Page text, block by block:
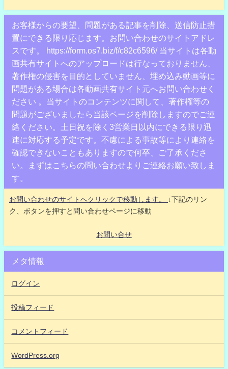
お客様からの要望、問題がある記事を削除、送信防止措
置にできる限り応じます。お問い合わせのサイトアドレ
スです。 https://form.os7.biz/f/c82c6596/ 当サイトは各動
画共有サイトへのアップロードは行なっておりません、
著作権の侵害を目的としていません、埋め込み動画等に
問題がある場合は各動画共有サイト元へお問い合わせく
ださい 。当サイトのコンテンツに関して、著作権等の
問題がございましたら当該ページを削除しますのでご連
絡ください。土日祝を除く3営業日以内にできる限り迅
速に対応する予定です。不慮による事故等により連絡を
確認できないこともありますので何卒、ご了承くださ
い。まずはこちらの問い合わせよりご連絡お願い致しま
す。
お問い合わせのサイトへクリックで移動します。
↓下記のリン
ク、ボタンを押すと問い合わせページに移動
お問い合せ
メタ情報
ログイン
投稿フィード
コメントフィード
WordPress.org